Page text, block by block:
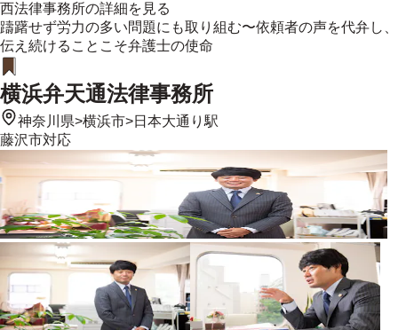
西法律事務所の詳細を見る
躊躇せず労力の多い問題にも取り組む〜依頼者の声を代弁し、
伝え続けることこそ弁護士の使命
横浜弁天通法律事務所
神奈川県>横浜市>日本大通り駅
藤沢市対応